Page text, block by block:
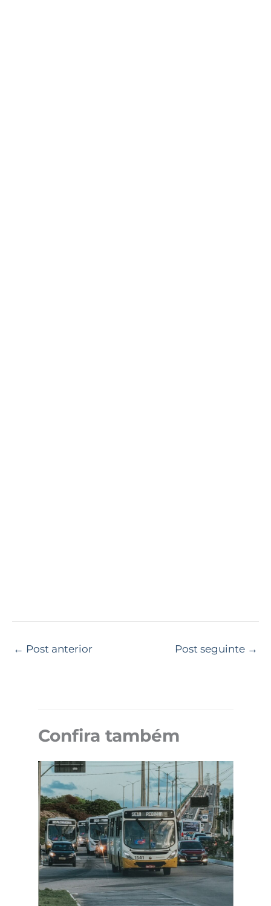
← Post anterior Post seguinte →
Confira também